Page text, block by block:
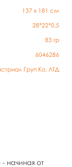
137 х 181 см
28*22*0,5
83 гр
6046286
Груп Ко, ЛТД
начиная от